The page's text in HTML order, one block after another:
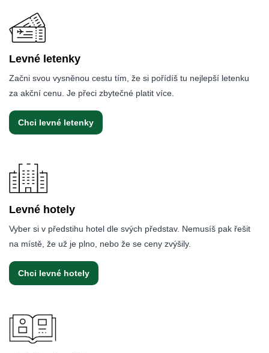
Levné letenky
Začni svou vysněnou cestu tím, že si pořídíš tu nejlepší letenku
za akční cenu. Je přeci zbytečné platit více.
Chci levné letenky
Levné hotely
Vyber si v předstihu hotel dle svých představ. Nemusíš pak řešit
na místě, že už je plno, nebo že se ceny zvýšily.
Chci levné hotely